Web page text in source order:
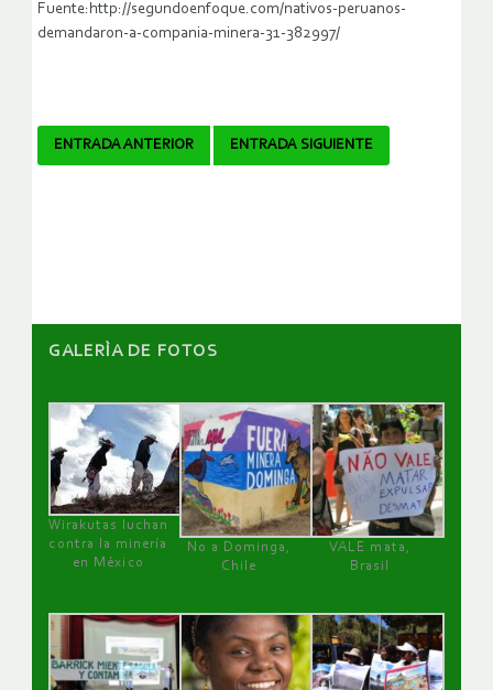
Fuente:http://segundoenfoque.com/nativos-peruanos-
demandaron-a-compania-minera-31-382997/
Navegador
ENTRADA ANTERIOR ENTRADA SIGUIENTE
GALERÌA DE FOTOS
Wirakutas luchan
contra la minería
en México
No a Dominga,
Chile
VALE mata,
Brasil